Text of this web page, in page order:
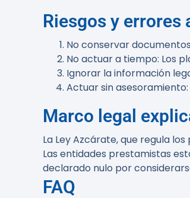
Riesgos y errores
No conservar documentos
No actuar a tiempo: Los
Ignorar la información
Actuar sin asesoramiento
Marco legal
La Ley Azcárate, que regula
Las entidades prestamistas
declarado nulo por
FAQ